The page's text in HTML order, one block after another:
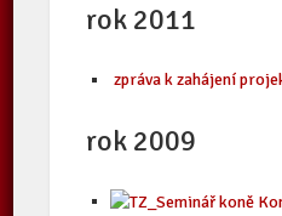
rok 2011
zpráva k zahájení
rok 2009